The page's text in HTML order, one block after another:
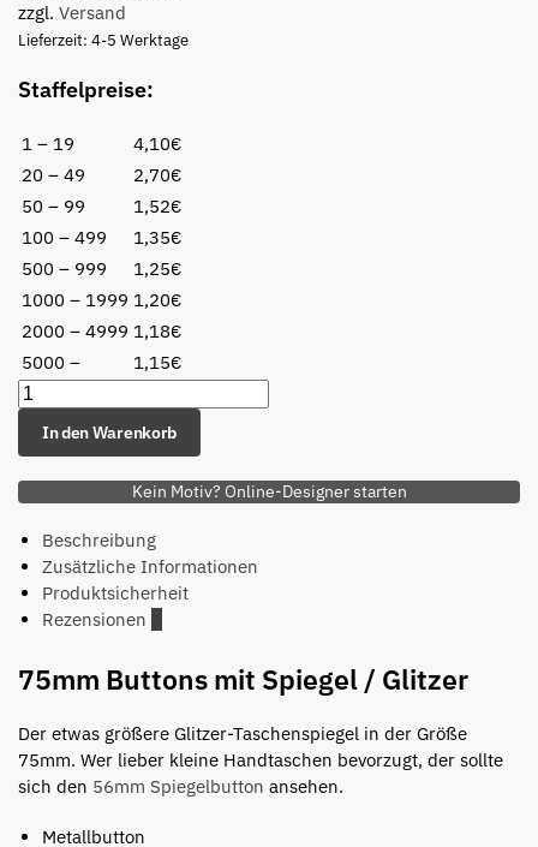
zzgl. Versand
Lieferzeit: 4-5 Werktage
Staffelpreise:
1 – 19
4,10€
20 – 49
2,70€
50 – 99
1,52€
100 – 499
1,35€
500 – 999
1,25€
1000 – 1999 1,20€
2000 – 4999 1,18€
5000 –
1,15€
In den Warenkorb
Kein Motiv? Online-Designer starten
Beschreibung
Zusätzliche Informationen
Produktsicherheit
Rezensionen
75mm Buttons mit Spiegel / Glitzer
Der etwas größere Glitzer-Taschenspiegel in der Größe
75mm. Wer lieber kleine Handtaschen bevorzugt, der sollte
sich den 56mm Spiegelbutton ansehen.
Metallbutton